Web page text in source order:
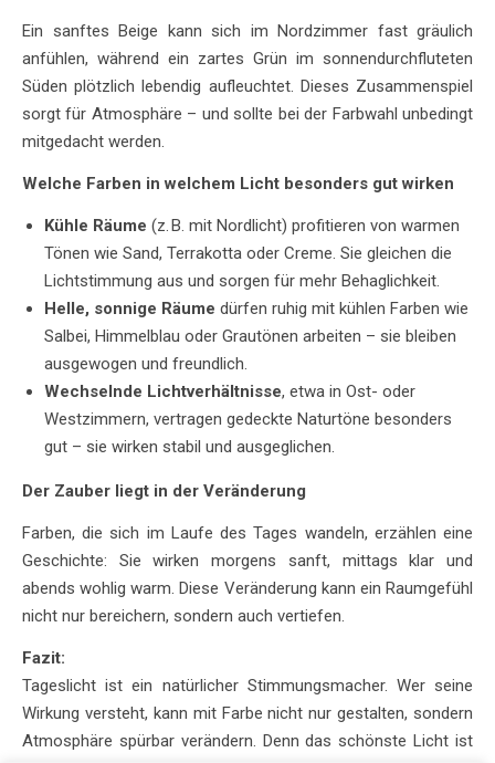
Ein sanftes Beige kann sich im Nordzimmer fast gräulich
anfühlen, während ein zartes Grün im sonnendurchfluteten
Süden plötzlich lebendig aufleuchtet. Dieses Zusammenspiel
sorgt für Atmosphäre – und sollte bei der Farbwahl unbedingt
mitgedacht werden.
Welche Farben in welchem Licht besonders gut wirken
Kühle Räume (z. B. mit Nordlicht) profitieren von warmen
Tönen wie Sand, Terrakotta oder Creme. Sie gleichen die
Lichtstimmung aus und sorgen für mehr Behaglichkeit.
Helle, sonnige Räume dürfen ruhig mit kühlen Farben wie
Salbei, Himmelblau oder Grautönen arbeiten – sie bleiben
ausgewogen und freundlich.
Wechselnde Lichtverhältnisse, etwa in Ost- oder
Westzimmern, vertragen gedeckte Naturtöne besonders
gut – sie wirken stabil und ausgeglichen.
Der Zauber liegt in der Veränderung
Farben, die sich im Laufe des Tages wandeln, erzählen eine
Geschichte: Sie wirken morgens sanft, mittags klar und
abends wohlig warm. Diese Veränderung kann ein Raumgefühl
nicht nur bereichern, sondern auch vertiefen.
Fazit:
Tageslicht ist ein natürlicher Stimmungsmacher. Wer seine
Wirkung versteht, kann mit Farbe nicht nur gestalten, sondern
Atmosphäre spürbar verändern. Denn das schönste Licht ist